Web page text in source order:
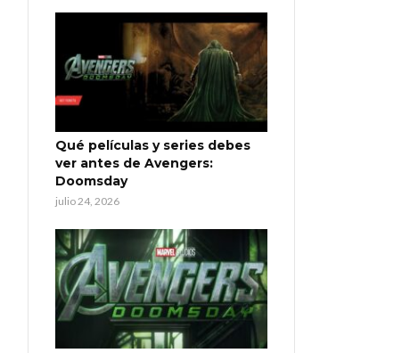
Qué películas y series debes
ver antes de Avengers:
Doomsday
julio 24, 2026